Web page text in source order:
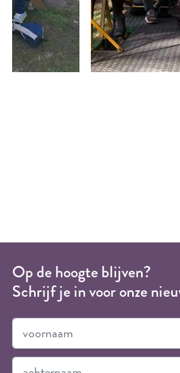
Op de hoogte blijven?
Schrijf je in voor onze